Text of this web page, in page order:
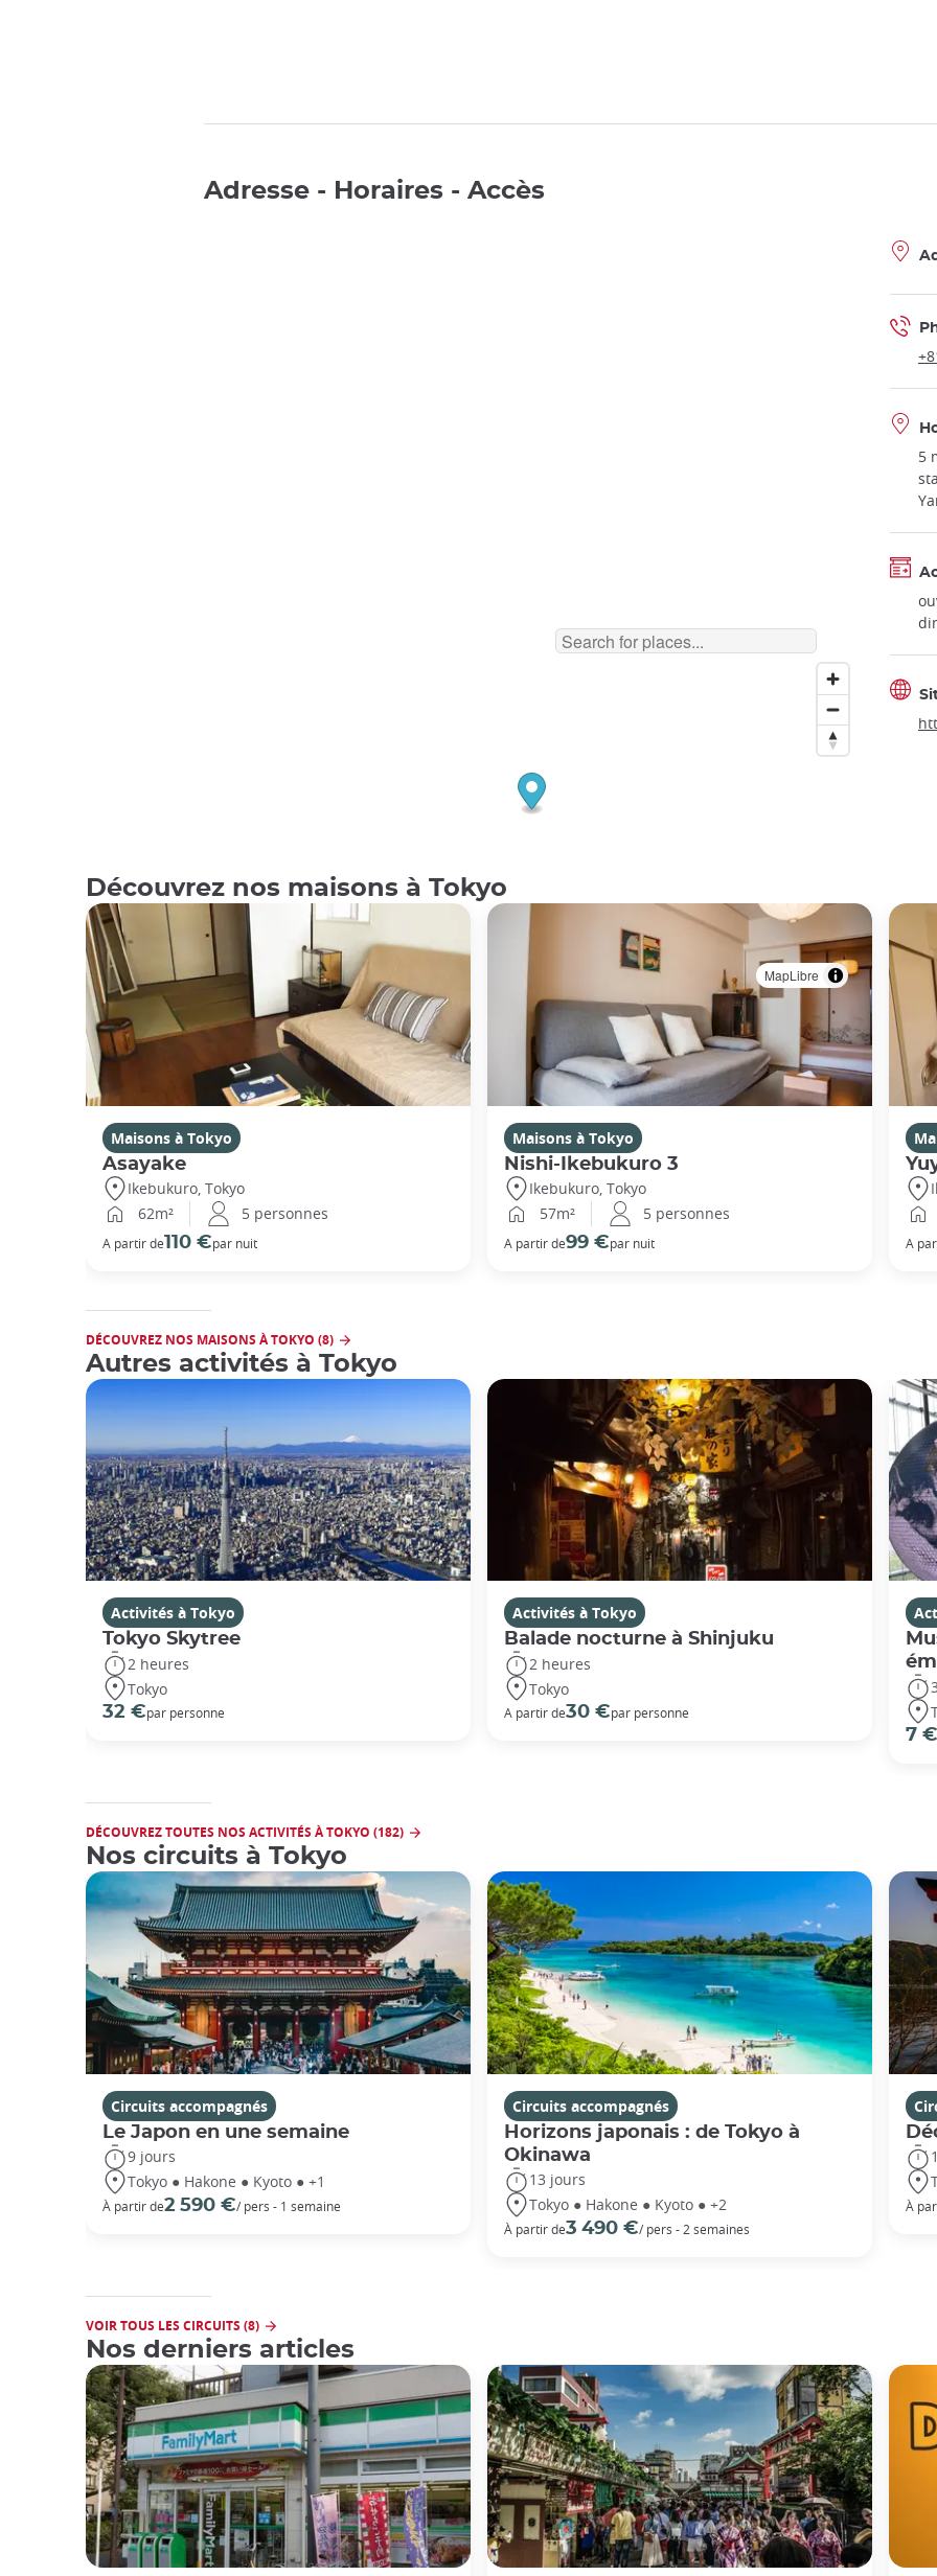
Adresse - Horaires - Accès
MapLibre
5
Découvrez nos maisons à Tokyo
Maisons à Tokyo
Asayake
Ikebukuro, Tokyo
62m²
5 personnes
A partir de110 €par nuit
Maisons à Tokyo
Nishi-Ikebukuro 3
Ikebukuro, Tokyo
57m²
5 personnes
A partir de99 €par nuit A
DÉCOUVREZ NOS MAISONS À TOKYO (8)
Autres activités à Tokyo
Activités à Tokyo
Tokyo Skytree
2 heures
Tokyo
32 €par personne
Activités à Tokyo
Balade nocturne à Shinjuku
2 heures
Tokyo
A partir de30 €par personne
7 €
DÉCOUVREZ TOUTES NOS ACTIVITÉS À TOKYO (182)
Nos circuits à Tokyo
Circuits accompagnés
Le Japon en une semaine
9 jours
Tokyo ● Hakone ● Kyoto ● +1
À partir de2 590 €/ pers - 1 semaine
Circuits accompagnés
Horizons japonais : de Tokyo à
Okinawa
13 jours
Tokyo ● Hakone ● Kyoto ● +2
À partir de3 490 €/ pers - 2 semaines
À
VOIR TOUS LES CIRCUITS (8)
Nos derniers articles